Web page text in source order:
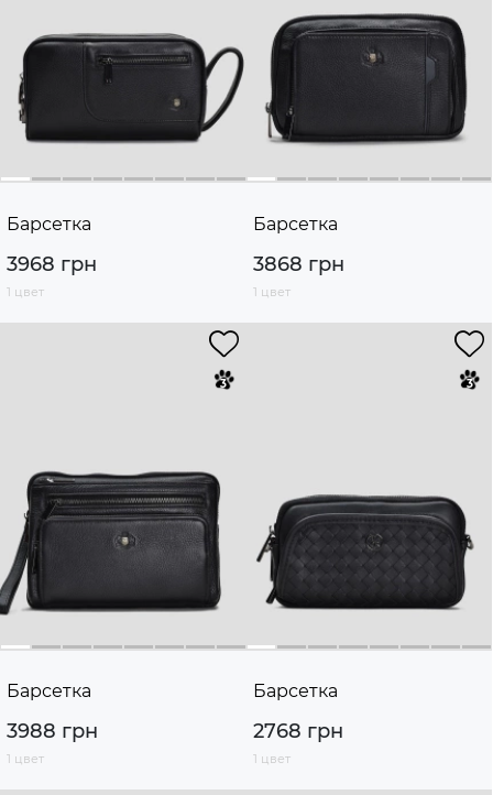
Барсетка
3968 грн
1 цвет
Барсетка
3868 грн
1 цвет
Барсетка
3988 грн
1 цвет
Барсетка
2768 грн
1 цвет